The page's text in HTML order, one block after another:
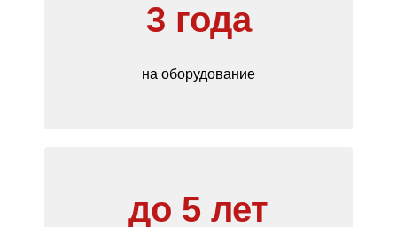
3 года
на оборудование
до 5 лет